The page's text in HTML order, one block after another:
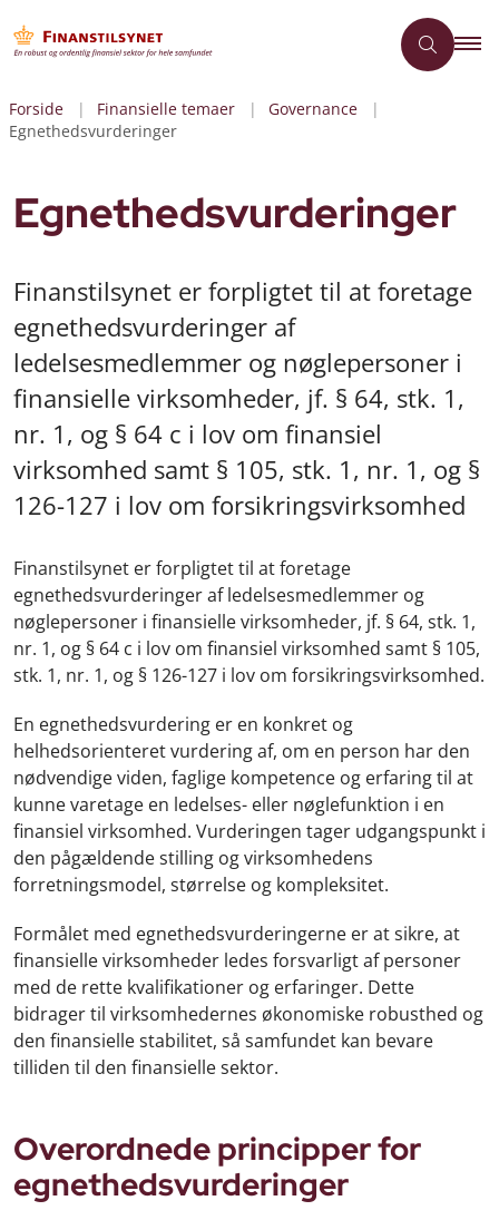
Forside Finansielle temaer
Governance
Egnethedsvurderinger
Egnethedsvurderinger
Finanstilsynet er forpligtet til at foretage
egnethedsvurderinger af
ledelsesmedlemmer og nøglepersoner i
finansielle virksomheder, jf. § 64, stk. 1,
nr. 1, og § 64 c i lov om finansiel
virksomhed samt § 105, stk. 1, nr. 1, og §
126-127 i lov om forsikringsvirksomhed
Finanstilsynet er forpligtet til at foretage
egnethedsvurderinger af ledelsesmedlemmer og
nøglepersoner i finansielle virksomheder, jf. § 64, stk. 1,
nr. 1, og § 64 c i lov om finansiel virksomhed samt § 105,
stk. 1, nr. 1, og § 126-127 i lov om forsikringsvirksomhed.
En egnethedsvurdering er en konkret og
helhedsorienteret vurdering af, om en person har den
nødvendige viden, faglige kompetence og erfaring til at
kunne varetage en ledelses- eller nøglefunktion i en
finansiel virksomhed. Vurderingen tager udgangspunkt i
den pågældende stilling og virksomhedens
forretningsmodel, størrelse og kompleksitet.
Formålet med egnethedsvurderingerne er at sikre, at
finansielle virksomheder ledes forsvarligt af personer
med de rette kvalifikationer og erfaringer. Dette
bidrager til virksomhedernes økonomiske robusthed og
den finansielle stabilitet, så samfundet kan bevare
tilliden til den finansielle sektor.
Overordnede principper for
egnethedsvurderinger